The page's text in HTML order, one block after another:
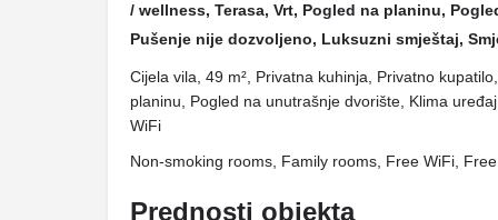
/ wellness, Terasa, Vrt, Pogled na planinu,
Pušenje nije dozvoljeno, Luksuzni smještaj,
Cijela vila, 49 m², Privatna kuhinja, Privatno
planinu, Pogled na unutrašnje dvorište, Klima
WiFi
Non-smoking rooms, Family rooms, Free WiFi,
Prednosti objekta